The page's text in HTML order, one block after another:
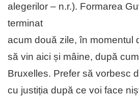
alegerilor – n.r.). Formarea
terminat
acum două zile, în momentul
să vin aici și mâine, după
Bruxelles. Prefer să vorbesc
cu justiția după ce voi face